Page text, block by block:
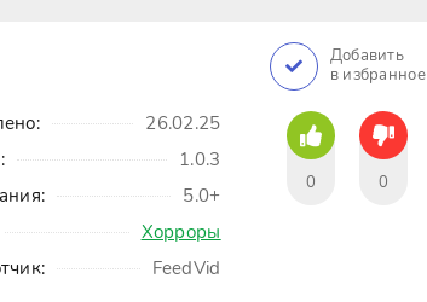
26.02.25
1.0.3
5.0+
Хорроры
FeedVid
Добавить
в избранное
0 0